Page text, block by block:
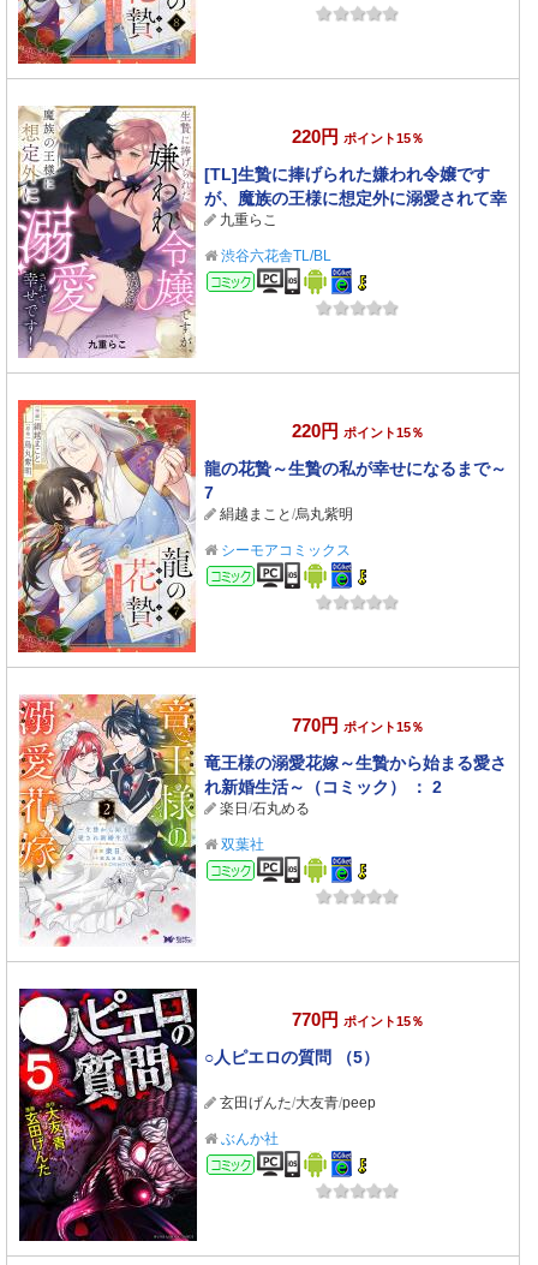
220円 ポイント15％
[TL]生贄に捧げられた嫌われ令嬢です
が、魔族の王様に想定外に溺愛されて幸
せです！
九重らこ
渋谷六花舎TL/BL
コミック
220円 ポイント15％
龍の花贄～生贄の私が幸せになるまで～
7
絹越まこと /烏丸紫明
シーモアコミックス
コミック
770円 ポイント15％
竜王様の溺愛花嫁～生贄から始まる愛さ
れ新婚生活～（コミック） ： 2
楽日 /石丸める
双葉社
コミック
770円 ポイント15％
○人ピエロの質問 （5）
玄田げんた/大友青/peep
ぶんか社
コミック